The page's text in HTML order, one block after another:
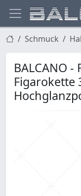
Schmuck
BALCANO -
Figarokette